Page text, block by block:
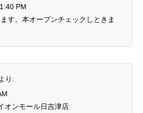
PM
す。本オープンチェックしときま
り:
オンモール日吉津店